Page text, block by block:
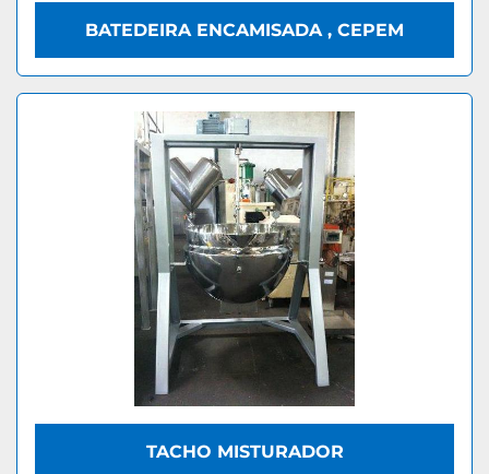
BATEDEIRA ENCAMISADA , CEPEM
TACHO MISTURADOR